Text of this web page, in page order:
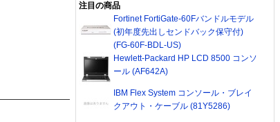
注目の商品
Fortinet FortiGate-60Fバンドルモデル
(初年度先出しセンドバック保守付)
(FG-60F-BDL-US)
Hewlett-Packard HP LCD 8500 コンソ
ール (AF642A)
IBM Flex System コンソール・ブレイ
クアウト・ケーブル (81Y5286)